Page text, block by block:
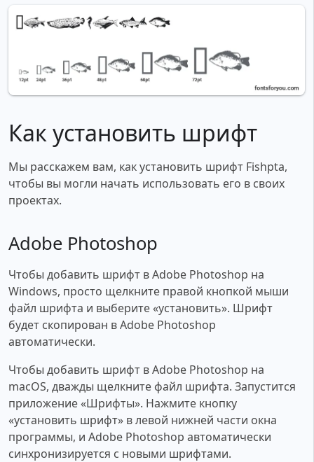
Как установить шрифт
Мы расскажем вам, как установить шрифт Fishpta,
чтобы вы могли начать использовать его в своих
проектах.
Adobe Photoshop
Чтобы добавить шрифт в Adobe Photoshop на
Windows, просто щелкните правой кнопкой мыши
файл шрифта и выберите «установить». Шрифт
будет скопирован в Adobe Photoshop
автоматически.
Чтобы добавить шрифт в Adobe Photoshop на
macOS, дважды щелкните файл шрифта. Запустится
приложение «Шрифты». Нажмите кнопку
«установить шрифт» в левой нижней части окна
программы, и Adobe Photoshop автоматически
синхронизируется с новыми шрифтами.